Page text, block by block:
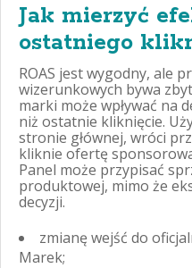
Jak mierzyć
ostatniego
ROAS jest wygodny, ale
wizerunkowych bywa
marki może wpływać na
niż ostatnie kliknięcie.
stronie głównej, wróci
kliknie ofertę
Panel może przypisać
produktowej, mimo że
decyzji.
zmianę wejść do
Marek;